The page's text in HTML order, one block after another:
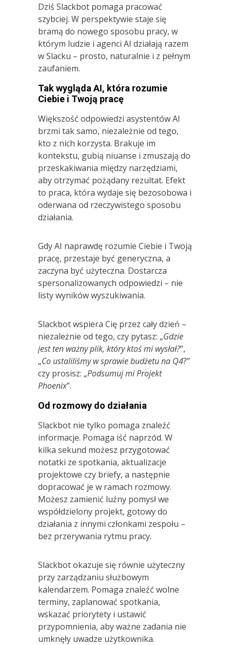
Dziś Slackbot pomaga pracować
szybciej. W perspektywie staje się
bramą do nowego sposobu pracy, w
którym ludzie i agenci AI działają razem
w Slacku – prosto, naturalnie i z pełnym
zaufaniem.
Tak wygląda AI, która rozumie
Ciebie i Twoją pracę
Większość odpowiedzi asystentów AI
brzmi tak samo, niezależnie od tego,
kto z nich korzysta. Brakuje im
kontekstu, gubią niuanse i zmuszają do
przeskakiwania między narzędziami,
aby otrzymać pożądany rezultat. Efekt
to praca, która wydaje się bezosobowa i
oderwana od rzeczywistego sposobu
działania.
Gdy AI naprawdę rozumie Ciebie i Twoją
pracę, przestaje być generyczna, a
zaczyna być użyteczna. Dostarcza
spersonalizowanych odpowiedzi – nie
listy wyników wyszukiwania.
Slackbot wspiera Cię przez cały dzień –
niezależnie od tego, czy pytasz: „Gdzie
jest ten ważny plik, który ktoś mi wysłał?”,
„Co ustaliliśmy w sprawie budżetu na Q4?”
czy prosisz: „Podsumuj mi Projekt
Phoenix”.
Od rozmowy do działania
Slackbot nie tylko pomaga znaleźć
informacje. Pomaga iść naprzód. W
kilka sekund możesz przygotować
notatki ze spotkania, aktualizacje
projektowe czy briefy, a następnie
dopracować je w ramach rozmowy.
Możesz zamienić luźny pomysł we
współdzielony projekt, gotowy do
działania z innymi członkami zespołu –
bez przerywania rytmu pracy.
Slackbot okazuje się równie użyteczny
przy zarządzaniu służbowym
kalendarzem. Pomaga znaleźć wolne
terminy, zaplanować spotkania,
wskazać priorytety i ustawić
przypomnienia, aby ważne zadania nie
umknęły uwadze użytkownika.